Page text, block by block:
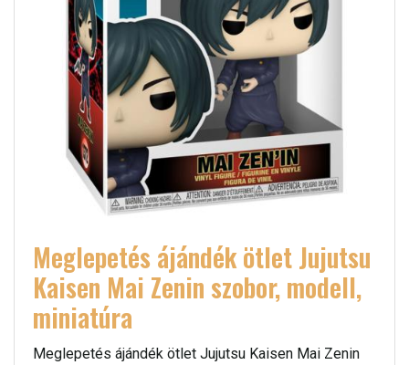
Meglepetés ájándék ötlet Jujutsu
Kaisen Mai Zenin szobor, modell,
miniatúra
Meglepetés ájándék ötlet Jujutsu Kaisen Mai Zenin